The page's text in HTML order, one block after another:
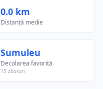
0.0 km
Distanță medie
Sumuleu
Decolarea favorită
15 zboruri